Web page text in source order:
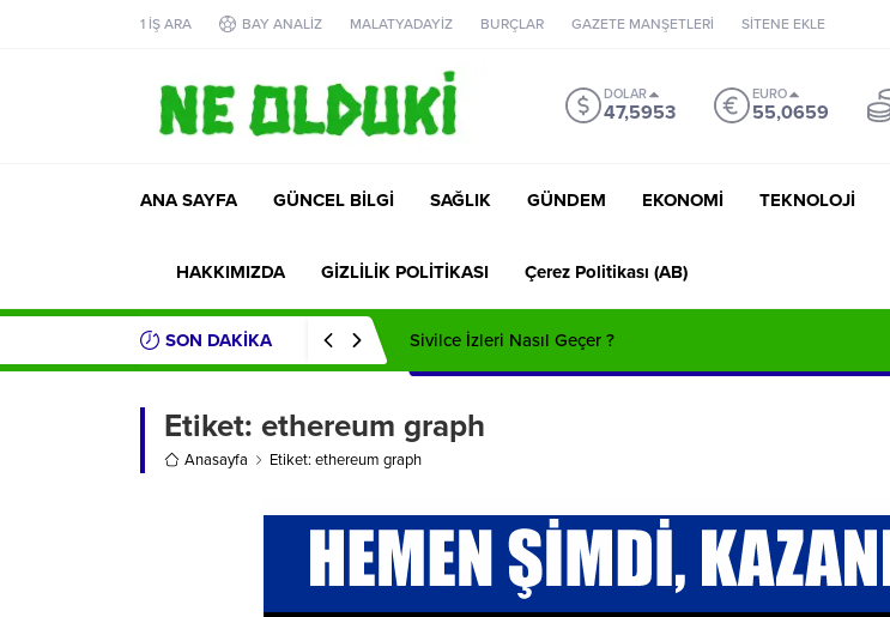
1 İŞ ARA BAY ANALİZ MALATYADAYİZ BURÇLAR GAZETE MANŞETLERİ SİTENE EKLE
DOLAR
47,5953
EURO
55,0659
ANA SAYFA GÜNCEL BİLGİ SAĞLIK GÜNDEM EKONOMİ TEKNOLOJİ
HAKKIMIZDA GİZLİLİK POLİTİKASI Çerez Politikası (AB)
SON DAKİKA Sivilce İzleri Nasıl Geçer ?
Etiket: ethereum graph
Anasayfa Etiket: ethereum graph